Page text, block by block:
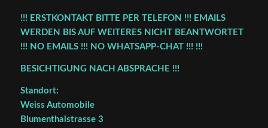
!!! ERSTKONTAKT BITTE PER TELEFON !!! EMAILS
WERDEN BIS AUF WEITERES NICHT BEANTWORTET
!!! NO EMAILS !!! NO WHATSAPP-CHAT !!! !!!
BESICHTIGUNG NACH ABSPRACHE !!!
Standort:
Weiss Automobile
Blumenthalstrasse 3